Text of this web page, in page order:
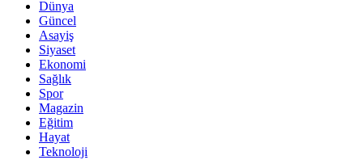
Dünya
Güncel
Asayiş
Siyaset
Ekonomi
Sağlık
Spor
Magazin
Eğitim
Hayat
Teknoloji